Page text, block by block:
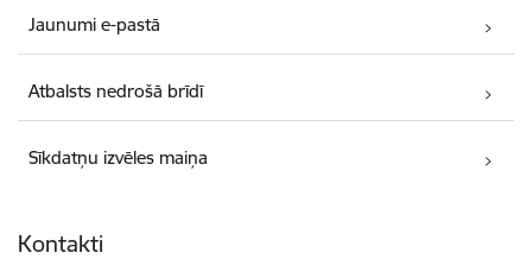
Jaunumi e-pastā
Atbalsts nedrošā brīdī
Sīkdatņu izvēles maiņa
Kontakti